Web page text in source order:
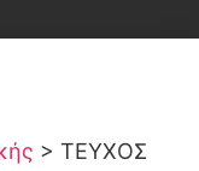
> ΤΕΥΧΟΣ